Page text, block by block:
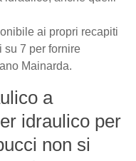
ai propri recapiti
su 7 per fornire
Mainarda.
a
idraulico per
non si